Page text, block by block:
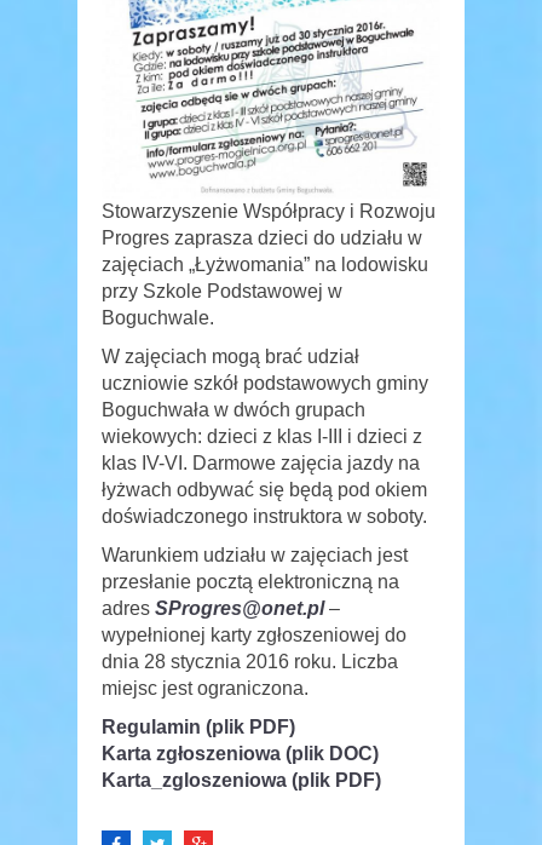
Stowarzyszenie Współpracy i Rozwoju
Progres zaprasza dzieci do udziału w
zajęciach „Łyżwomania” na lodowisku
przy Szkole Podstawowej w
Boguchwale.
W zajęciach mogą brać udział
uczniowie szkół podstawowych gminy
Boguchwała w dwóch grupach
wiekowych: dzieci z klas I-III i dzieci z
klas IV-VI. Darmowe zajęcia jazdy na
łyżwach odbywać się będą pod okiem
doświadczonego instruktora w soboty.
Warunkiem udziału w zajęciach jest
przesłanie pocztą elektroniczną na
adres SProgres@onet.pl–
wypełnionej karty zgłoszeniowej do
dnia 28 stycznia 2016 roku. Liczba
miejsc jest ograniczona.
Regulamin (plik PDF)
Karta zgłoszeniowa (plik DOC)
Karta_zgloszeniowa (plik PDF)